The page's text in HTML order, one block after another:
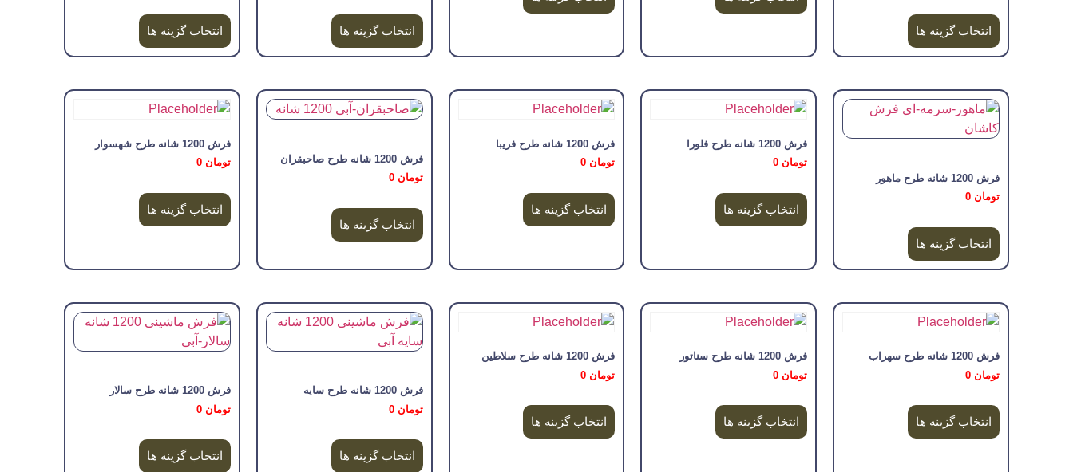
انتخاب گزینه ها انتخاب گزینه ها انتخاب گزینه ها
فرش 1200 شانه طرح ماهور
تومان
انتخاب گزینه ها
فرش 1200 شانه طرح فلورا
تومان
انتخاب گزینه ها
فرش 1200 شانه طرح فریبا
تومان
انتخاب گزینه ها
فرش 1200 شانه طرح صاحبقران
تومان 0
انتخاب گزینه ها
فرش 1200 شانه طرح شهسوار
تومان 0
انتخاب گزینه ها
فرش 1200 شانه طرح سهراب
تومان
انتخاب گزینه ها
فرش 1200 شانه طرح سناتور
تومان
انتخاب گزینه ها
فرش 1200 شانه طرح سلاطین
تومان
انتخاب گزینه ها
فرش 1200 شانه طرح سایه
تومان 0
انتخاب گزینه ها
فرش 1200 شانه طرح سالار
تومان 0
انتخاب گزینه ها